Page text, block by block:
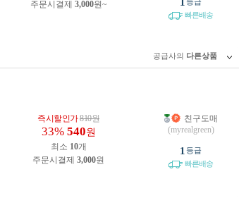
주문시결제 3,000원~
빠른배송
공급사의 다른상품
즉시할인가810원
33% 540원
최소 10개
주문시결제 3,000원
친구도매
(myrealgreen)
1 등급
빠른배송